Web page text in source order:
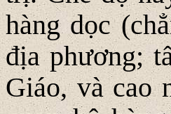
hàng dọc
địa phương;
Giáo, và cao